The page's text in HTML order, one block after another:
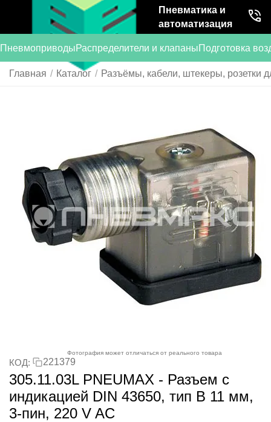
Пневматика и
автоматизация
ПневмоприводыРаспределители и клапаныПодготовка
Главная / Каталог / Разъёмы, кабели, штекеры, розетки
Фотография может отличаться от реального товара
КОД: 221379
305.11.03L PNEUMAX - Разъем с
индикацией DIN 43650, тип B 11 мм,
3-пин, 220 V AC